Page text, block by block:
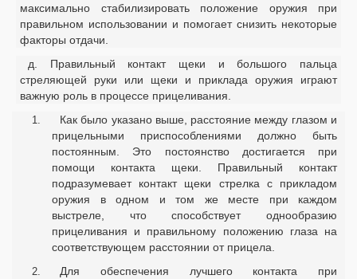
максимально стабилизировать положение оружия при
правильном использовании и помогает снизить некоторые
факторы отдачи.
д. Правильный контакт щеки и большого пальца
стреляющей руки или щеки и приклада оружия играют
важную роль в процессе прицеливания.
Как было указано выше, расстояние между глазом и
прицельными приспособлениями должно быть
постоянным. Это постоянство достигается при
помощи контакта щеки. Правильный контакт
подразумевает контакт щеки стрелка с прикладом
оружия в одном и том же месте при каждом
выстреле, что способствует однообразию
прицеливания и правильному положению глаза на
соответствующем расстоянии от прицела.
Для обеспечения лучшего контакта при